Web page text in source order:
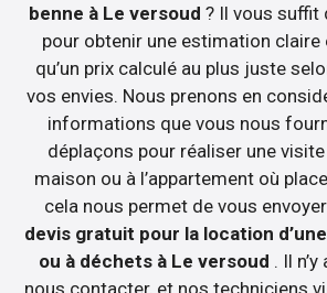
benne à Le versoud ? Il vous suffit
pour obtenir une estimation claire
qu’un prix calculé au plus juste
vos envies. Nous prenons en
informations que vous nous
déplaçons pour réaliser une
maison ou à l’appartement où
cela nous permet de vous
devis gratuit pour la location
ou à déchets à Le versoud . Il
nous contacter, et nos techniciens